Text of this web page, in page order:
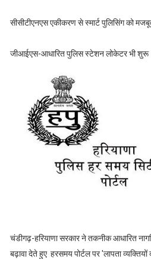
सीसीटीएनएस एकीकरण से स्मार्ट पुलिसिंग को
जीआईएस-आधारित पुलिस स्टेशन लोकेटर भी शुरू
चंडीगढ़-हरियाणा सरकार ने तकनीक आधारित
बढ़ावा देते हुए हरसमय पोर्टल पर 'लापता